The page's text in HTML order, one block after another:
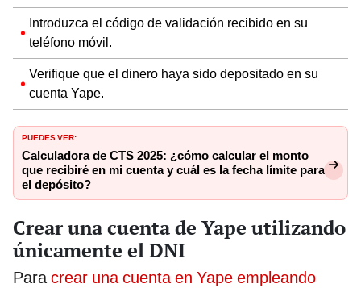
Introduzca el código de validación recibido en su
teléfono móvil.
Verifique que el dinero haya sido depositado en su
cuenta Yape.
PUEDES VER:
Calculadora de CTS 2025: ¿cómo calcular el monto
que recibiré en mi cuenta y cuál es la fecha límite para
el depósito?
Crear una cuenta de Yape utilizando
únicamente el DNI
Para crear una cuenta en Yape empleando